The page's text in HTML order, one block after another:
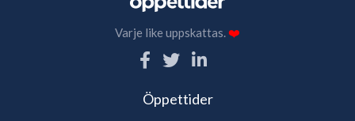
Varje like uppskattas.❤️
Öppettider